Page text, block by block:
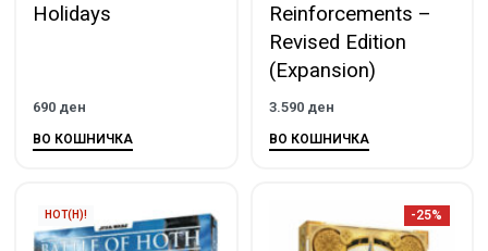
Holidays
690 ден
ВО КОШНИЧКА
Reinforcements –
Revised Edition
(Expansion)
3.590 ден
ВО КОШНИЧКА
HOT(H)! -25%